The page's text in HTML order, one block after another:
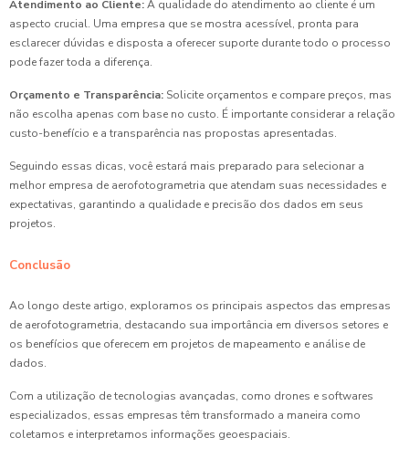
Atendimento ao Cliente:A qualidade do atendimento ao cliente é um
aspecto crucial. Uma empresa que se mostra acessível, pronta para
esclarecer dúvidas e disposta a oferecer suporte durante todo o processo
pode fazer toda a diferença.
Orçamento e Transparência: Solicite orçamentos e compare preços, mas
não escolha apenas com base no custo. É importante considerar a relação
custo-benefício e a transparência nas propostas apresentadas.
Seguindo essas dicas, você estará mais preparado para selecionar a
melhor empresa de aerofotogrametria que atendam suas necessidades e
expectativas, garantindo a qualidade e precisão dos dados em seus
projetos.
Conclusão
Ao longo deste artigo, exploramos os principais aspectos das empresas
de aerofotogrametria, destacando sua importância em diversos setores e
os benefícios que oferecem em projetos de mapeamento e análise de
dados.
Com a utilização de tecnologias avançadas, como drones e softwares
especializados, essas empresas têm transformado a maneira como
coletamos e interpretamos informações geoespaciais.